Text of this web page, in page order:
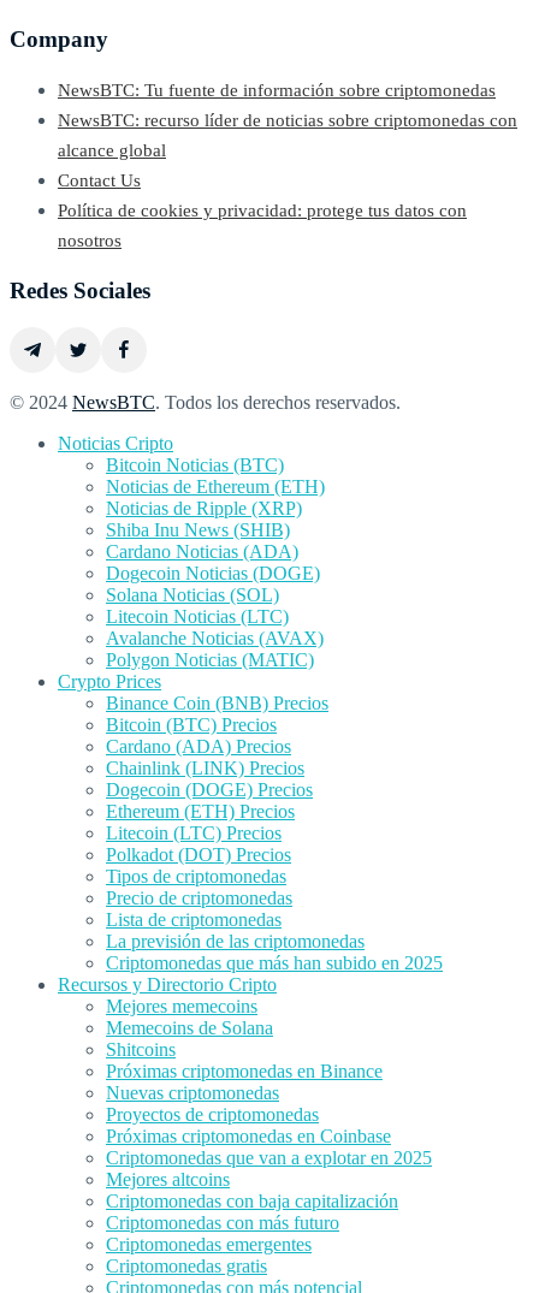
Company
NewsBTC: Tu fuente de información sobre criptomonedas
NewsBTC: recurso líder de noticias sobre criptomonedas con
alcance global
Contact Us
Política de cookies y privacidad: protege tus datos con
nosotros
Redes Sociales
© 2024 NewsBTC. Todos los derechos reservados.
Noticias Cripto
Bitcoin Noticias (BTC)
Noticias de Ethereum (ETH)
Noticias de Ripple (XRP)
Shiba Inu News (SHIB)
Cardano Noticias (ADA)
Dogecoin Noticias (DOGE)
Solana Noticias (SOL)
Litecoin Noticias (LTC)
Avalanche Noticias (AVAX)
Polygon Noticias (MATIC)
Crypto Prices
Binance Coin (BNB) Precios
Bitcoin (BTC) Precios
Cardano (ADA) Precios
Chainlink (LINK) Precios
Dogecoin (DOGE) Precios
Ethereum (ETH) Precios
Litecoin (LTC) Precios
Polkadot (DOT) Precios
Tipos de criptomonedas
Precio de criptomonedas
Lista de criptomonedas
La previsión de las criptomonedas
Criptomonedas que más han subido en 2025
Recursos y Directorio Cripto
Mejores memecoins
Memecoins de Solana
Shitcoins
Próximas criptomonedas en Binance
Nuevas criptomonedas
Proyectos de criptomonedas
Próximas criptomonedas en Coinbase
Criptomonedas que van a explotar en 2025
Mejores altcoins
Criptomonedas con baja capitalización
Criptomonedas con más futuro
Criptomonedas emergentes
Criptomonedas gratis
Criptomonedas con más potencial